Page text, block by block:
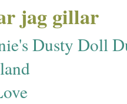
jag gillar
Dusty Doll